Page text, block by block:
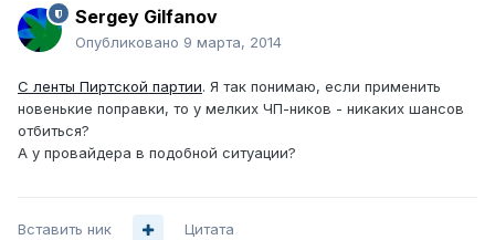
Sergey Gilfanov
Опубликовано 9 марта, 2014
С ленты Пиртской партии. Я так понимаю, если применить
новенькие поправки, то у мелких ЧП-ников - никаких шансов
отбиться?
А у провайдера в подобной ситуации?
Вставить ник Цитата